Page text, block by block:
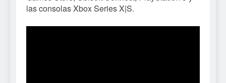
las consolas Xbox Series X|S.